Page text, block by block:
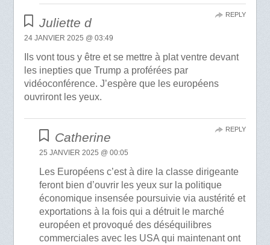
Juliette d
24 JANVIER 2025 @ 03:49
Ils vont tous y être et se mettre à plat ventre devant
les inepties que Trump a proférées par
vidéoconférence. J’espère que les européens
ouvriront les yeux.
REPLY
Catherine
25 JANVIER 2025 @ 00:05
Les Européens c’est à dire la classe dirigeante
feront bien d’ouvrir les yeux sur la politique
économique insensée poursuivie via austérité et
exportations à la fois qui a détruit le marché
européen et provoqué des déséquilibres
commerciales avec les USA qui maintenant ont
REPLY